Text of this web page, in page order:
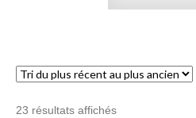
23 résultats affichésTrié